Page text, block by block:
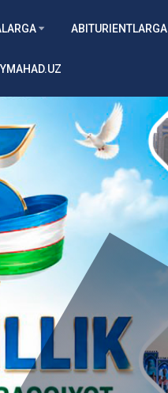
ABITURIENTLARGA